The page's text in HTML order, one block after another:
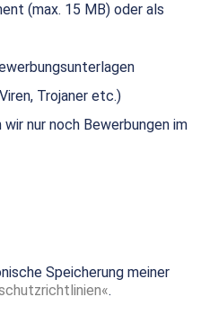
(max. 15 MB) oder als
Trojaner etc.)
nur noch Bewerbungen im
Speicherung meiner
.